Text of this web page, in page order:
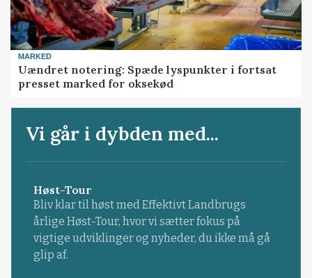
MARKED
Uændret notering: Spæde lyspunkter i fortsat
presset marked for oksekød
Vi går i dybden med...
Høst-Tour
Bliv klar til høst med Effektivt Landbrugs
årlige Høst-Tour, hvor vi sætter fokus på
vigtige udviklinger og nyheder, du ikke må gå
glip af.